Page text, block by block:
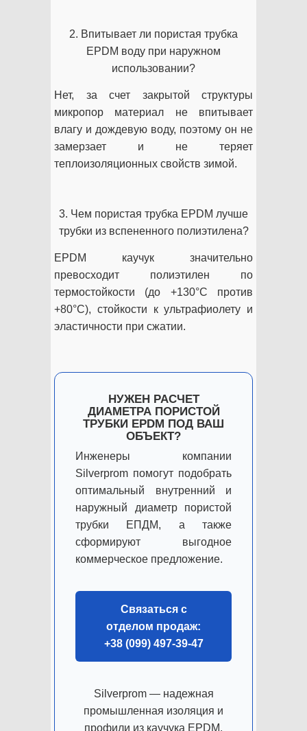
2. Впитывает ли пористая трубка
EPDM воду при наружном
использовании?
Нет, за счет закрытой структуры
микропор материал не впитывает
влагу и дождевую воду, поэтому он не
замерзает и не теряет
теплоизоляционных свойств зимой.
3. Чем пористая трубка EPDM лучше
трубки из вспененного полиэтилена?
EPDM каучук значительно
превосходит полиэтилен по
термостойкости (до +130°C против
+80°C), стойкости к ультрафиолету и
эластичности при сжатии.
НУЖЕН РАСЧЕТ
ДИАМЕТРА ПОРИСТОЙ
ТРУБКИ EPDM ПОД ВАШ
ОБЪЕКТ?
Инженеры компании
Silverprom помогут подобрать
оптимальный внутренний и
наружный диаметр пористой
трубки ЕПДМ, а также
сформируют выгодное
коммерческое предложение.
Связаться с
отделом продаж:
+38 (099) 497-39-47
Silverprom — надежная
промышленная изоляция и
профили из каучука EPDM.